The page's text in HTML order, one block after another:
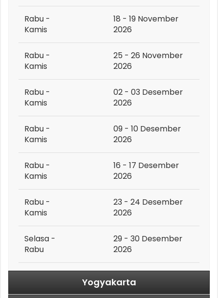
Rabu -
Kamis
18 - 19 November
2026
Rabu -
Kamis
25 - 26 November
2026
Rabu -
Kamis
02 - 03 Desember
2026
Rabu -
Kamis
09 - 10 Desember
2026
Rabu -
Kamis
16 - 17 Desember
2026
Rabu -
Kamis
23 - 24 Desember
2026
Selasa -
Rabu
29 - 30 Desember
2026
Yogyakarta